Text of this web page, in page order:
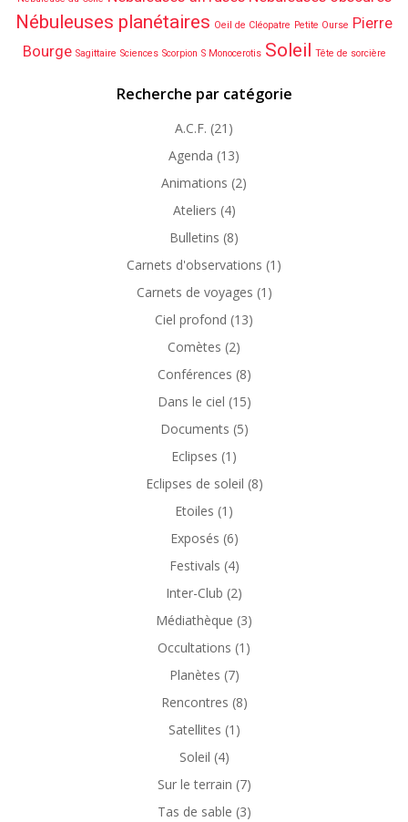
Nébuleuses planétaires Oeil de Cléopatre Petite Ourse Pierre
Bourge Sagittaire Sciences Scorpion S Monocerotis Soleil Tête de sorcière
Recherche par catégorie
A.C.F. (21)
Agenda (13)
Animations (2)
Ateliers (4)
Bulletins (8)
Carnets d'observations (1)
Carnets de voyages (1)
Ciel profond (13)
Comètes (2)
Conférences (8)
Dans le ciel (15)
Documents (5)
Eclipses (1)
Eclipses de soleil (8)
Etoiles (1)
Exposés (6)
Festivals (4)
Inter-Club (2)
Médiathèque (3)
Occultations (1)
Planètes (7)
Rencontres (8)
Satellites (1)
Soleil (4)
Sur le terrain (7)
Tas de sable (3)